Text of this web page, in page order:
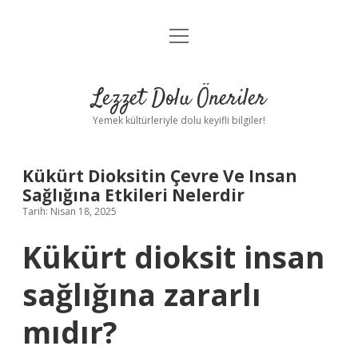
Anasayfa
Yasal Uyarı
menüyü
Lezzet Dolu Öneriler
Yemek kültürleriyle dolu keyifli bilgiler!
Kükürt Dioksitin Çevre Ve Insan
Sağlığına Etkileri Nelerdir
Tarih: Nisan 18, 2025
Kükürt dioksit insan
sağlığına zararlı
mıdır?